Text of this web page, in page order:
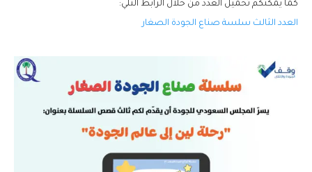
كما يمكنكم تحميل العدد من خلال الرابط التلي:
العدد الثالث سلسة صناع الجودة الصغار